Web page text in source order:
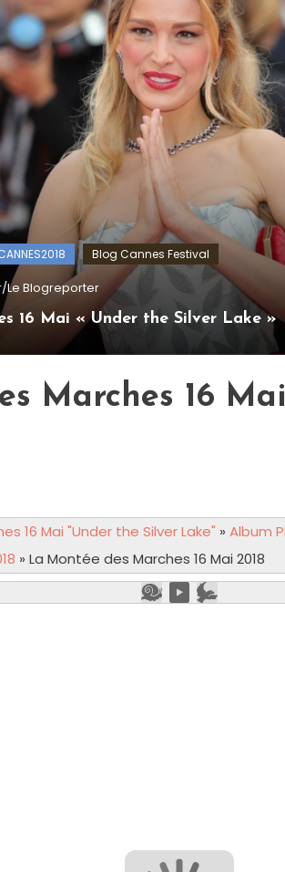
Blog Cannes Festival
Le Blogreporter
16 Mai « Under the Silver Lake »
Marches 16
16 Mai "Under the Silver Lake" » Album
» La Montée des Marches 16 Mai 2018